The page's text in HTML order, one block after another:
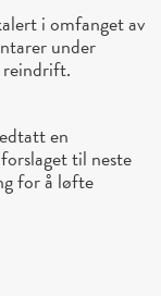
i omfanget av
under
reindrift.
en
til neste
for å løfte